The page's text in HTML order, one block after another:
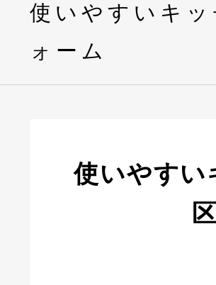
使いやすいキ
ォーム
使いやすい